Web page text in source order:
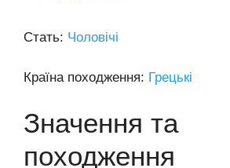
Стать: Чоловічі
Країна походження: Грецькі
Значення та
походження